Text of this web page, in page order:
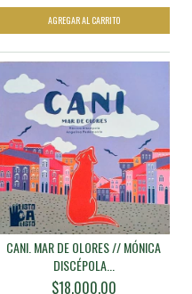
CANI. MAR DE OLORES // MÓNICA
DISCÉPOLA...
$18.000,00